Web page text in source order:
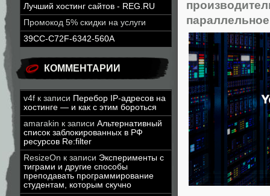
Лучший хостинг сайтов - REG.RU
Промокод 5% скидки на услуги
39CC-C72F-6342-560A
КОММЕНТАРИИ
v4f к записи Перебор IP-адресов на
хостинге — и как с этим бороться
amarakin к записи Альтернативный
список заблокированных в РФ
ресурсов Re:filter
ResizeOn к записи Эксперименты с
тиграми и другие способы
преподавать программирование
студентам, которым скучно